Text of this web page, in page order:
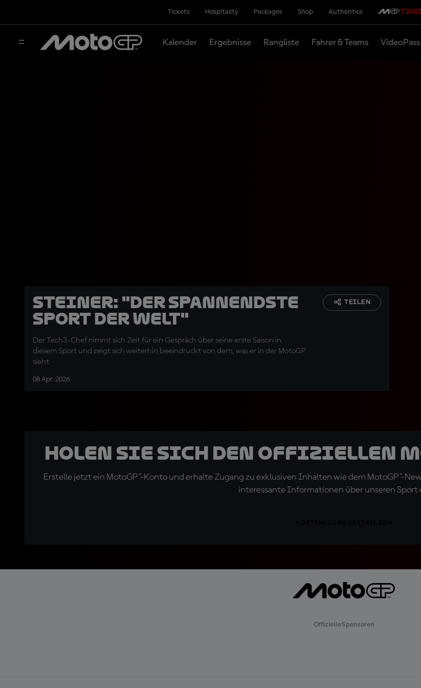
Tickets Hospitality Packages Shop Authentics
Kalender Ergebnisse Rangliste Fahrer & Teams VideoPass
Steiner: "Der spannendste
Sport der Welt"
Der Tech3-Chef nimmt sich Zeit für ein Gespräch über seine erste Saison in
diesem Sport und zeigt sich weiterhin beeindruckt von dem, was er in der MotoGP
sieht
08 Apr. 2026
TEILEN
Holen Sie sich den offiziellen
Erstelle jetzt ein MotoGP™-Konto und erhalte Zugang zu exklusiven Inhalten wie dem MotoGP™-
interessante Informationen über unseren Sport
Offizielle Sponsoren